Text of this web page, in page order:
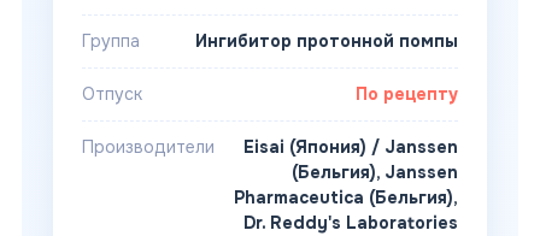
Группа Ингибитор протонной помпы
Отпуск По рецепту
Производители
Eisai (Япония) / Janssen
(Бельгия), Janssen
Pharmaceutica (Бельгия),
Dr. Reddy's Laboratories